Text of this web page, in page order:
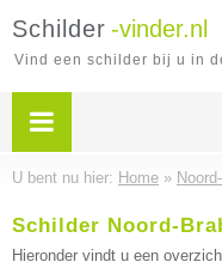
Schilder -vinder.nl
Vind een schilder bij u in
U bent nu hier: Home »
Schilder Noord-
Hieronder vindt u een